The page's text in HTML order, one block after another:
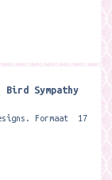
Sympathy
Formaat 17
thinking...